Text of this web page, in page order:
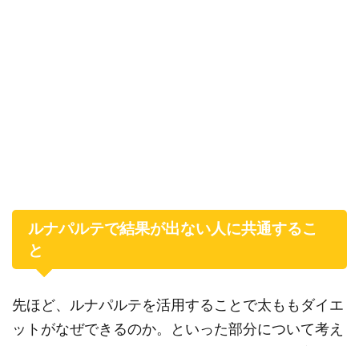
ルナパルテで結果が出ない人に共通するこ
と
先ほど、ルナパルテを活用することで太ももダイエ
ットがなぜできるのか。といった部分について考え